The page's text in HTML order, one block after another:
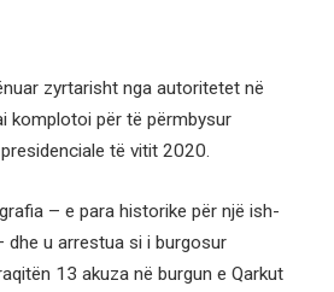
zyrtarisht nga autoritetet në
komplotoi për të përmbysur
të vitit 2020.
– e para historike për një ish-
u arrestua si i burgosur
13 akuza në burgun e Qarkut